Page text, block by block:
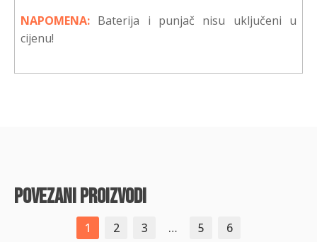
NAPOMENA: Baterija i punjač nisu uključeni u
cijenu!
povezani proizvodi
1 2 3 … 5
6